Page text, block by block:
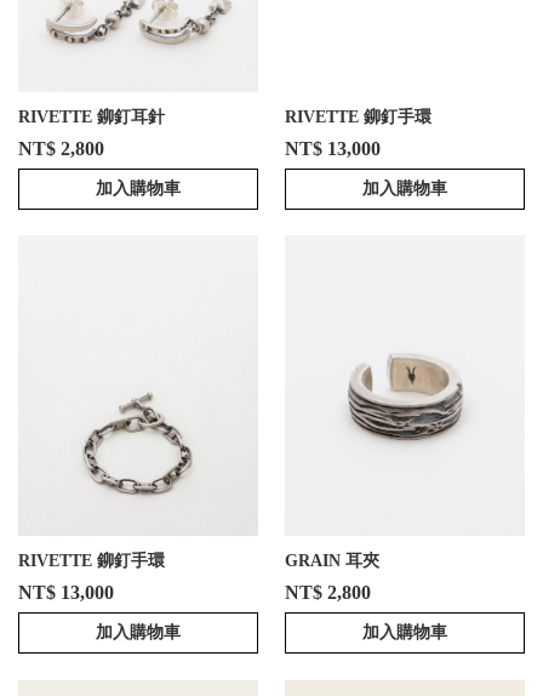
RIVETTE 鉚釘耳針
NT$ 2,800
加入購物車
RIVETTE 鉚釘手環
NT$ 13,000
加入購物車
RIVETTE 鉚釘手環
NT$ 13,000
加入購物車
GRAIN 耳夾
NT$ 2,800
加入購物車